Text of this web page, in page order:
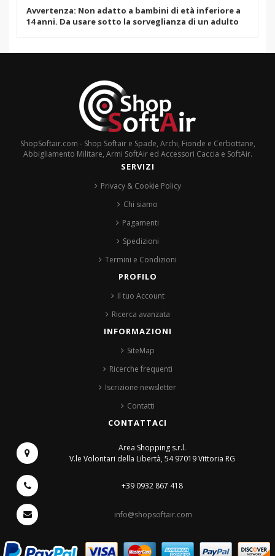
Avvertenza: Non adatto a bambini di età inferiore a
14 anni. Da usare sotto la sorveglianza di un adulto
ShopSoftair.com - Shop Softair e Spade, Archi, Fionde e Cerbottane,
Abbigliamento Militare, Armi SoftAir ed Accessori Caccia e SoftAir.
SERVIZI
Privacy & Cookie Policy
Chi siamo
Pagamenti
Spedizioni
Termini e Condizioni
PROFILO
Il tuo Account
Ricerca avanzata
INFORMAZIONI
SiteMap
Ricerche frequenti
Iscrizione newsletter
Contatti
CONTATTACI
Area Shopping s.r.l.
V.le Volontari della Libertà, 5497019 Vittoria RG
+39 0932 867 418
info@shopsoftair.com